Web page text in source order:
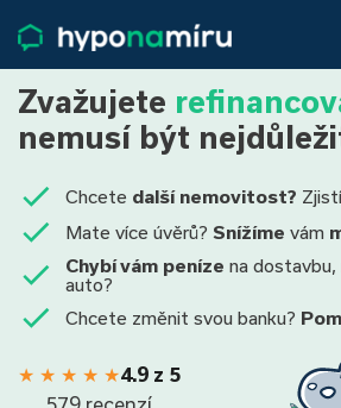
Životní pojištění
Pojištění nemovitosti
Články
Přihlásit
Zvažujete
nemusí být
Chcete další nemovitost?
Mate více úvěrů? Snížíme vám
Chybí vám peníze na
auto?
Chcete změnit svou banku?
★ ★ ★ ★ ★4.9 z 5